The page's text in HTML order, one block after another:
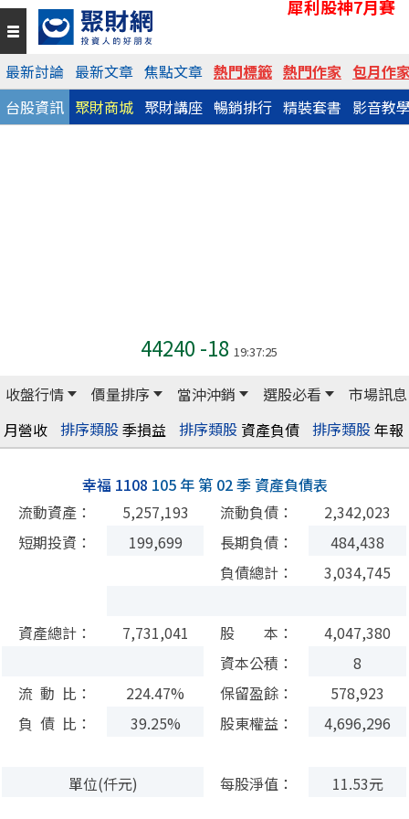
犀利股神7月賽
最新討論 最新文章 焦點文章 熱門標籤 熱門作家 包月作
台股資訊 聚財商城 聚財講座 暢銷排行 精裝套書 影音教
44240 -18 19:37:25
收盤行情 價量排序 當沖沖銷 選股必看
市場訊息
月營收 排序類股季損益 排序類股 資產負債 排序類股年報
幸福 1108 105 年 第 02 季 資產負債表
流動資產：
5,257,193 流動負債：
2,342,023
短期投資：
199,699 長期負債：
484,438
負債總計：
3,034,745
資產總計： 7,731,041 股 本：
4,047,380
資本公積：
8
流 動 比：
224.47% 保留盈餘：
578,923
負 債 比：
39.25% 股東權益： 4,696,296
單位(仟元) 每股淨值：
11.53元